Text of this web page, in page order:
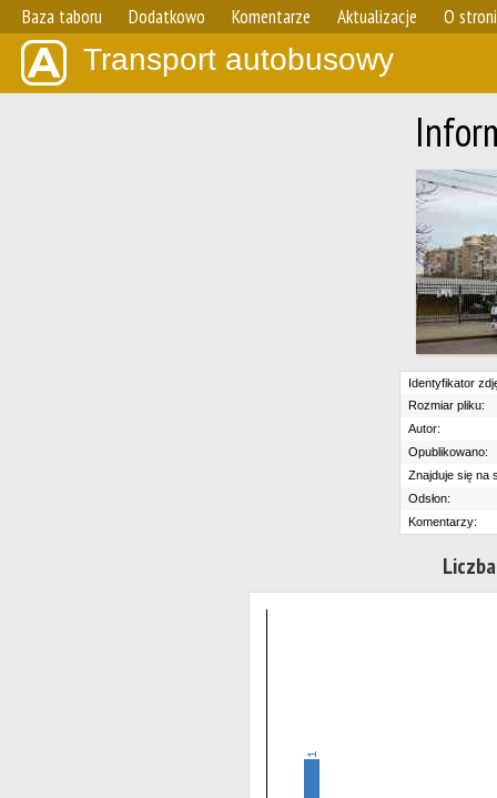
Baza taboru Dodatkowo Komentarze Aktualizacje O
Transport autobusowy
Identyfikator
Rozmiar pliku:
Autor:
Opublikowano:
Znajduje się na
Odsłon:
Komentarzy: